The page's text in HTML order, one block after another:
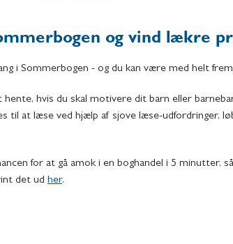
og vind lækre
i Sommerbogen - og du kan være med helt
hvis du skal motivere dit barn eller
til at læse ved hjælp af sjove læse-udfordringer,
for at gå amok i en boghandel i 5
det ud her.